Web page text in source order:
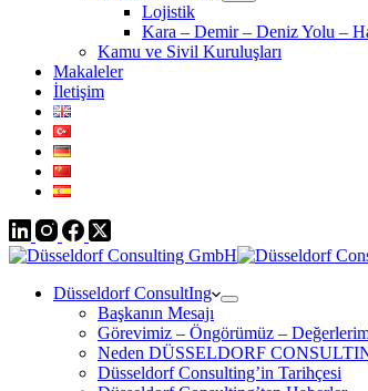
Lojistik
Kara – Demir – Deniz Yolu –
Kamu ve Sivil Kuruluşları
Makaleler
İletişim
Düsseldorf ConsultIng
Başkanın Mesajı
Görevimiz – Öngörümüz –
Neden DÜSSELDORF
Düsseldorf Consulting’in Tarihçesi